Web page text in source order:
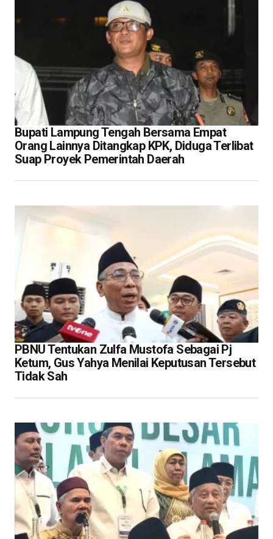
Bupati Lampung Tengah Bersama Empat
Orang Lainnya Ditangkap KPK, Diduga Terlibat
Suap Proyek Pemerintah Daerah
PBNU Tentukan Zulfa Mustofa Sebagai Pj
Ketum, Gus Yahya Menilai Keputusan Tersebut
Tidak Sah